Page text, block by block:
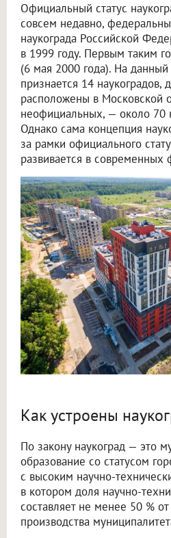
Официальный статус
совсем недавно,
наукограда Российской
в 1999 году. Первым таким
(6 мая 2000 года). На
признается 14 наукоградов,
расположены в Московской
неофициальных, — около 70
Однако сама концепция
за рамки официального
развивается в современных
Как устроены
По закону наукоград — это
образование со статусом
с высоким научно-
в котором доля научно-
составляет не менее 50 %
производства